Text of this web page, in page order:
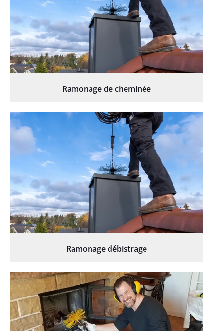
Ramonage de cheminée
Ramonage débistrage